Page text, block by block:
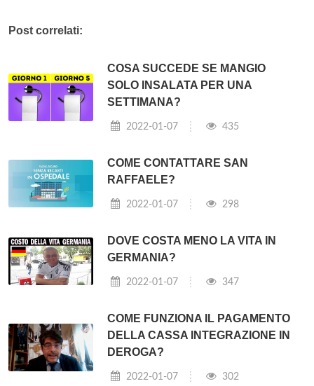
Post correlati:
COSA SUCCEDE SE MANGIO
SOLO INSALATA PER UNA
SETTIMANA?
2022-01-07 435
COME CONTATTARE SAN
RAFFAELE?
2022-01-07 298
DOVE COSTA MENO LA VITA IN
GERMANIA?
2022-01-07 347
COME FUNZIONA IL PAGAMENTO
DELLA CASSA INTEGRAZIONE IN
DEROGA?
2022-01-07 302